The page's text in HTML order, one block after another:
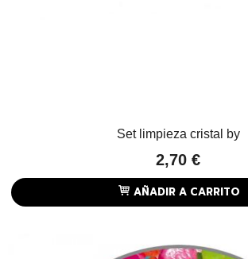
Set limpieza cristal by
2,70 €
AÑADIR A CARRITO